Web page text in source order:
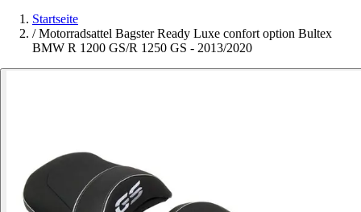
Startseite
/ Motorradsattel Bagster Ready Luxe confort option Bultex
BMW R 1200 GS/R 1250 GS - 2013/2020